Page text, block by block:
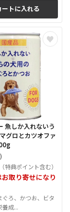
ートに入れる
魚しか入れないう
グロとカツオファ
特典ポイント含む）
取り寄せになり
ろ、かつお、ビタ
養成...